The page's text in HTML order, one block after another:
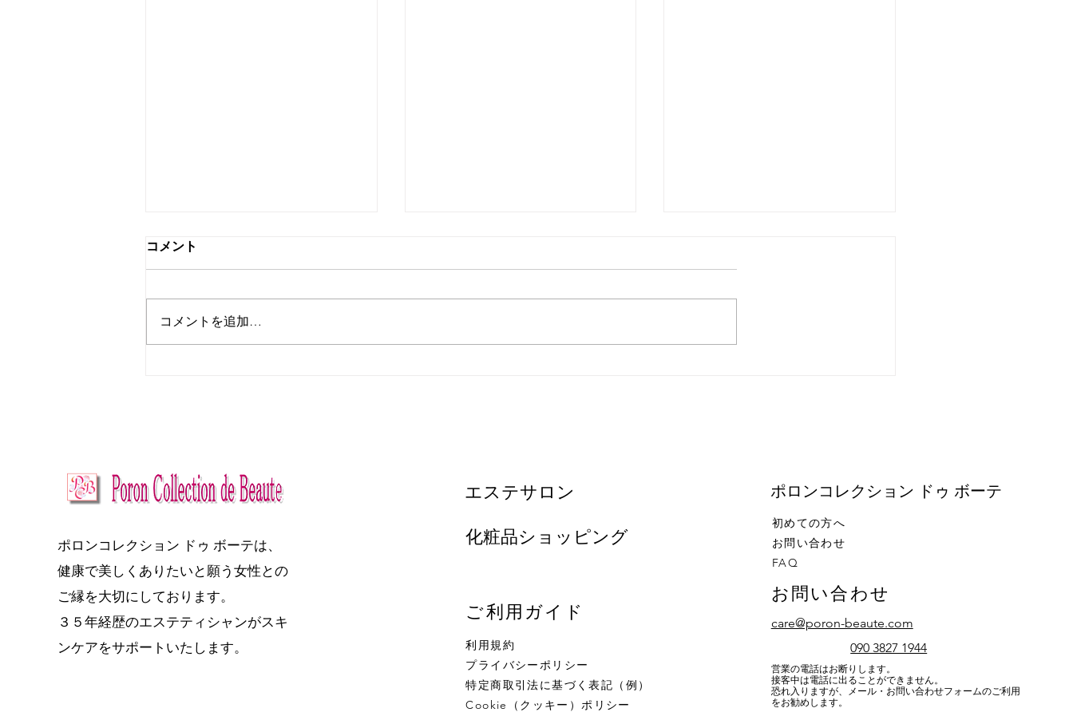
コメント
コメントを追加…
ポロンコレクション ドゥ ボーテは、
健康で美しくありたいと願う女性との
ご縁を大切にしております。
３５年経歴のエステティシャンがスキ
ンケアをサポートいたします。
​エステサロン
​化粧品ショッピング
ご利用ガイド
利用規約
プライバシーポリシー
特定商取引法に基づく表記（例）
Cookie（クッキー）ポリシー
​ポロンコレクション ドゥ ボーテ
初めての方へ
お問い合わせ
FAQ
お問い合わせ
care@poron-beaute.com
090 3827 1944
営業の電話はお断りします。
接客中は電話に出ることができません。
恐れ入りますが、メール・お問い合わせフォームのご利用
をお勧めします。